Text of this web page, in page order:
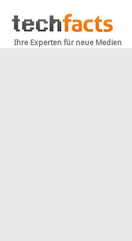
Ihre Experten für neue Medien